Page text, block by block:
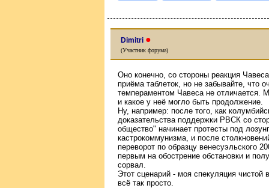
Dimitri ●
(Участник форума)
Оно конечно, со стороны реакция
приёма таблеток, но не забывайте, что
темпераментом Чавеса не отличается.
и какое у неё могло быть продолжение.
Ну, например: после того, как
доказательства поддержки РВСК со
общество" начинает протесты под
кастрокоммунизма, и после
переворот по образцу венесуэльского
первым на обострение обстановки и
сорвал.
Этот сценарий - моя спекуляция
всё так просто.